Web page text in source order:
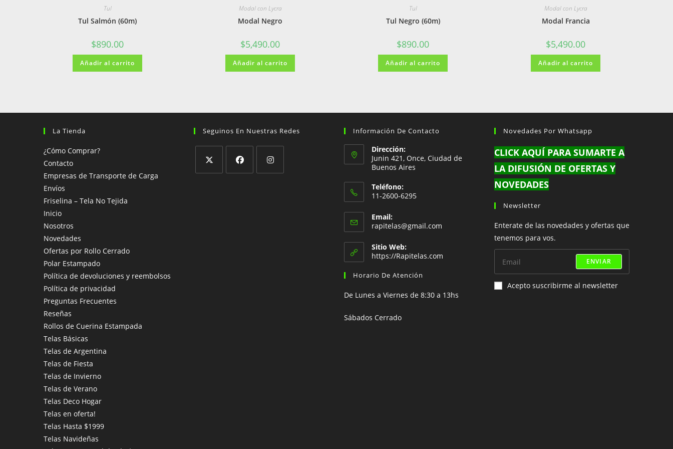
Tul
Tul Salmón (60m)
$890.00
Añadir al carrito
Modal con Lycra
Modal Negro
$5,490.00
Añadir al carrito
Tul
Tul Negro (60m)
$890.00
Añadir al carrito
Modal con Lycra
Modal Francia
$5,490.00
Añadir al carrito
La Tienda
¿Cómo Comprar?
Contacto
Empresas de Transporte de Carga
Envíos
Friselina – Tela No Tejida
Inicio
Nosotros
Novedades
Ofertas por Rollo Cerrado
Polar Estampado
Política de devoluciones y reembolsos
Política de privacidad
Preguntas Frecuentes
Reseñas
Rollos de Cuerina Estampada
Telas Básicas
Telas de Argentina
Telas de Fiesta
Telas de Invierno
Telas de Verano
Telas Deco Hogar
Telas en oferta!
Telas Hasta $1999
Telas Navideñas
Seguinos En Nuestras Redes Información De Contacto
Dirección:
Junin 421, Once, Ciudad de
Buenos Aires
Teléfono:
11-2600-6295
abre
en
tu
aplicación
Email:
rapitelas@gmail.com
tu
aplicación
Sitio Web:
https://Rapitelas.com
Horario De Atención
De Lunes a Viernes de 8:30 a 13hs
Sábados Cerrado
Novedades Por Whatsapp
CLICK AQUÍ PARA SUMARTE A
LA DIFUSIÓN DE OFERTAS Y
NOVEDADES
Newsletter
Enterate de las novedades y ofertas que
tenemos para vos.
ENVIAR
Acepto suscribirme al newsletter